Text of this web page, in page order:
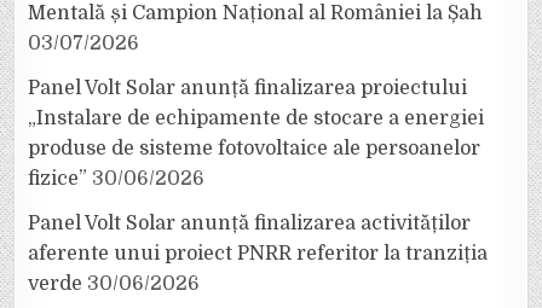
Mentală și Campion Național al României la Șah
03/07/2026
Panel Volt Solar anunță finalizarea proiectului
„Instalare de echipamente de stocare a energiei
produse de sisteme fotovoltaice ale persoanelor
fizice” 30/06/2026
Panel Volt Solar anunță finalizarea activităților
aferente unui proiect PNRR referitor la tranziția
verde 30/06/2026